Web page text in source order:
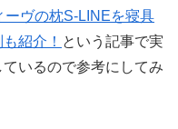
ーヴの枕S-LINEを寝具
紹介！ という記事で実
いるので参考にしてみ